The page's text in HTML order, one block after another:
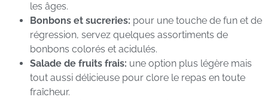
les âges.
Bonbons et sucreries: pour une touche de fun et de
régression, servez quelques assortiments de
bonbons colorés et acidulés.
Salade de fruits frais: une option plus légère mais
tout aussi délicieuse pour clore le repas en toute
fraîcheur.